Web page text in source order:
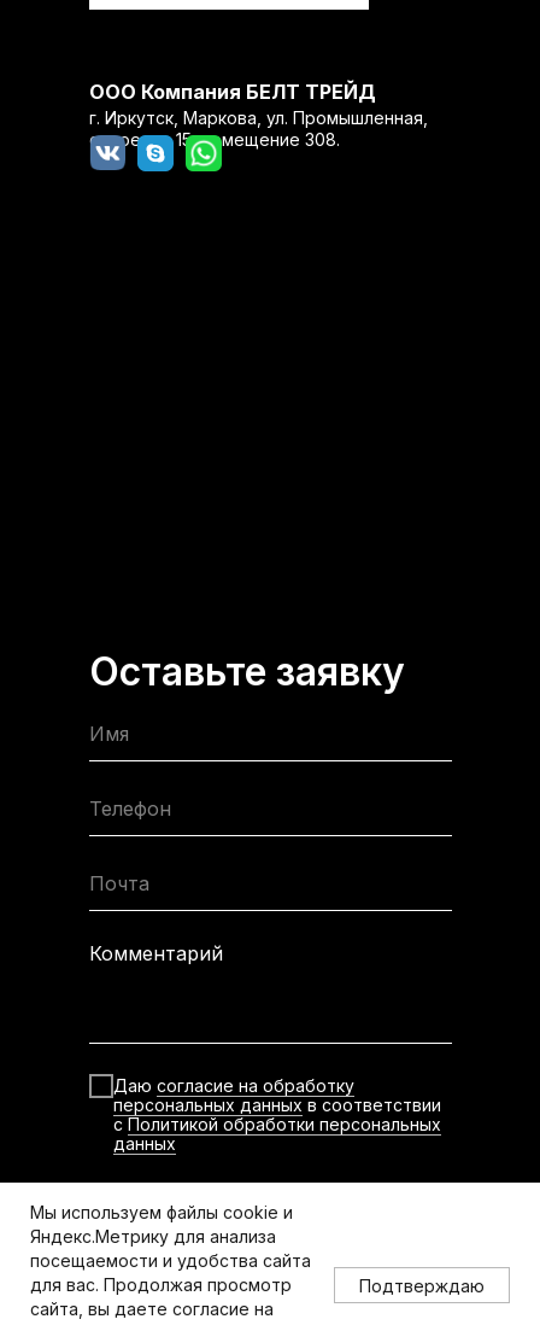
г. Иркутск, Маркова, ул. Промышленная,
строение 15, помещение 308.
Оставьте заявку
Имя
Телефон
Почта
Комментарий
Даю согласие на обработку
персональных данных в соответствии
с Политикой обработки персональных
данных
Отправить
ООО Компания БЕЛТ ТРЕЙД
Политика конфиденциальности данных
Мы используем файлы cookie и
Яндекс.Метрику для анализа
посещаемости и удобства сайта
для вас. Продолжая просмотр
сайта, вы даете согласие на
Подтверждаю